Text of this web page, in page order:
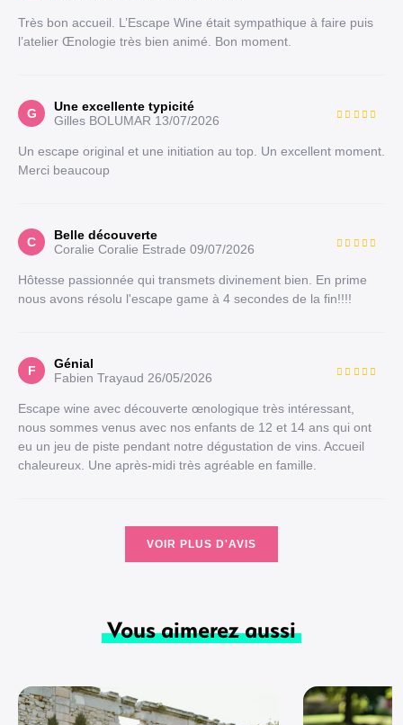
Très bon accueil. L’Escape Wine était sympathique à faire puis
l’atelier Œnologie très bien animé. Bon moment.
G
Une excellente typicité
Gilles BOLUMAR 13/07/2026
Un escape original et une initiation au top. Un excellent moment.
Merci beaucoup
C
Belle découverte
Coralie Coralie Estrade 09/07/2026
Hôtesse passionnée qui transmets divinement bien. En prime
nous avons résolu l'escape game à 4 secondes de la fin!!!!
F
Génial
Fabien Trayaud 26/05/2026
Escape wine avec découverte œnologique très intéressant,
nous sommes venus avec nos enfants de 12 et 14 ans qui ont
eu un jeu de piste pendant notre dégustation de vins. Accueil
chaleureux. Une après-midi très agréable en famille.
VOIR PLUS D'AVIS
Vous aimerez aussi